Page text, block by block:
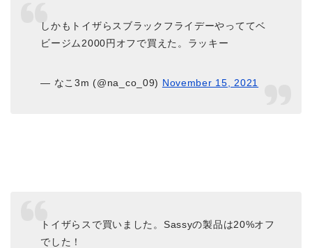
しかもトイザらスブラックフライデーやっててベ
ビージム2000円オフで買えた。ラッキー
— なこ3m (@na_co_09) November 15, 2021
トイザらスで買いました。Sassyの製品は20%オフ
でした！